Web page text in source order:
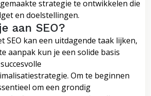
strategie te ontwikkelen die
en doelstellingen.
aan SEO?
SEO kan een uitdagende taak lijken,
aanpak kun je een solide basis
Om te beginnen
om een grondig